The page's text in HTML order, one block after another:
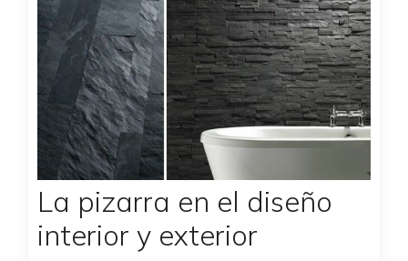
La pizarra en el diseño
interior y exterior